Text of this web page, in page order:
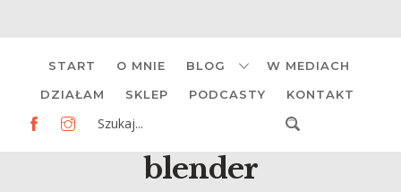
content
START O MNIE BLOG W MEDIACH
DZIAŁAM SKLEP PODCASTY KONTAKT
blender